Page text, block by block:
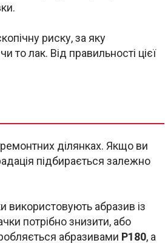
риску, за яку
то лак. Від правильності цієї
ділянках. Якщо ви
підбирається залежно
використовують абразив із
потрібно знизити, або
абразивами P180, а